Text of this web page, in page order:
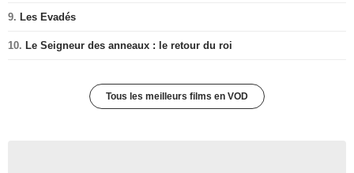
9. Les Evadés
10. Le Seigneur des anneaux : le retour du roi
Tous les meilleurs films en VOD